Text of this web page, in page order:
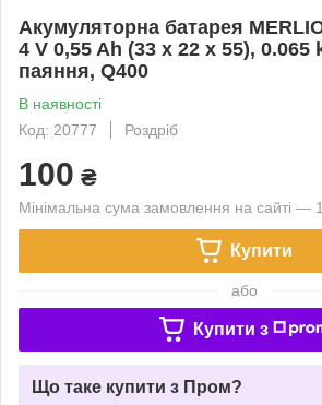
Акумуляторна батарея
4 V 0,55 Ah (33 x 22 x 55), 0.065
паяння, Q400
В наявності
Код: 20777
Роздріб
100 ₴
Мінімальна сума замовлення на сайті —
Купити
або
Купити з
Що таке купити з Пром?